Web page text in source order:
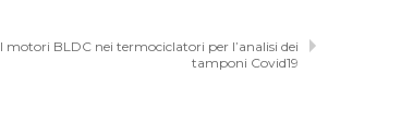
I motori BLDC nei termociclatori per l’analisi dei
tamponi Covid19